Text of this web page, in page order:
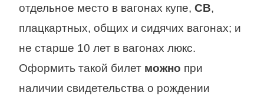
отдельное место в вагонах купе, СВ,
плацкартных, общих и сидячих вагонах; и
не старше 10 лет в вагонах люкс.
Оформить такой билет можно при
наличии свидетельства о рождении